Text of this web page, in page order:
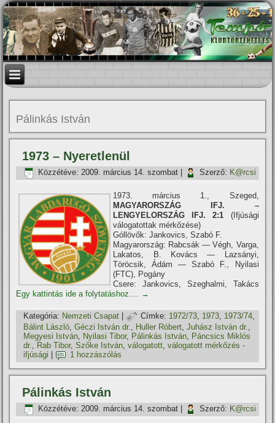
Pálinkás István
1973 – Nyeretlenül
Közzétéve: 2009. március 14. szombat Szerző: K@rcsi
1973. március 1., Szeged,
MAGYARORSZÁG IFJ. –
LENGYELORSZÁG IFJ. 2:1 (Ifjúsági
válogatottak mérkőzése)
Góllövők: Jankovics, Szabó F.
Magyarország: Rabcsák — Végh, Varga,
Lakatos, B. Kovács — Lazsányi,
Töröcsik, Ádám — Szabó F., Nyilasi
(FTC), Pogány
Csere: Jankovics, Szeghalmi, Takács
Egy kattintás ide a folytatáshoz.... →
Kategória: Nemzeti Csapat | Címke: 1972/73, 1973, 1973/74,
Bálint László,Géczi István dr., Huller Róbert,Juhász István dr.,
Megyesi István, Nyilasi Tibor, Pálinkás István, Páncsics Miklós
dr., Rab Tibor,Szőke István,válogatott,válogatott mérkőzés -
ifjúsági
1 hozzászólás
Pálinkás István
Közzétéve: 2009. március 14. szombat Szerző: K@rcsi